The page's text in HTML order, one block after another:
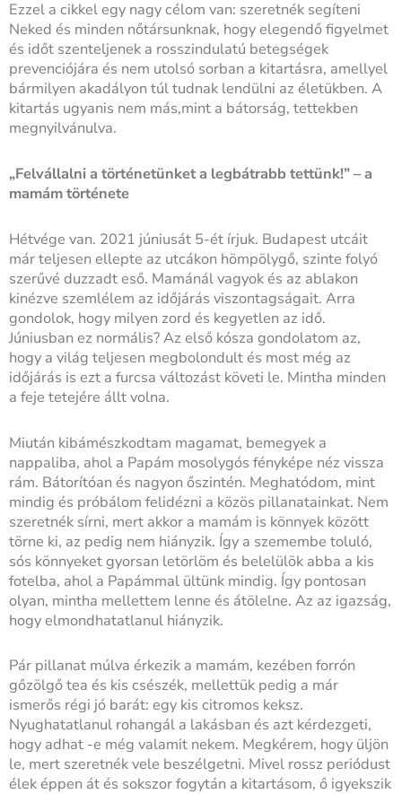
Ezzel a cikkel egy nagy célom van: szeretnék segíteni
Neked és minden nőtársunknak, hogy elegendő figyelmet
és időt szenteljenek a rosszindulatú betegségek
prevenciójára és nem utolsó sorban a kitartásra, amellyel
bármilyen akadályon túl tudnak lendülni az életükben. A
kitartás ugyanis nem más,mint a bátorság, tettekben
megnyilvánulva.
„Felvállalni a történetünket a legbátrabb tettünk!” – a
mamám története
Hétvége van. 2021 júniusát 5-ét írjuk. Budapest utcáit
már teljesen ellepte az utcákon hömpölygő, szinte folyó
szerűvé duzzadt eső. Mamánál vagyok és az ablakon
kinézve szemlélem az időjárás viszontagságait. Arra
gondolok, hogy milyen zord és kegyetlen az idő.
Júniusban ez normális? Az első kósza gondolatom az,
hogy a világ teljesen megbolondult és most még az
időjárás is ezt a furcsa változást követi le. Mintha minden
a feje tetejére állt volna.
Miután kibámészkodtam magamat, bemegyek a
nappaliba, ahol a Papám mosolygós fényképe néz vissza
rám. Bátorítóan és nagyon őszintén. Meghatódom, mint
mindig és próbálom felidézni a közös pillanatainkat. Nem
szeretnék sírni, mert akkor a mamám is könnyek között
törne ki, az pedig nem hiányzik. Így a szemembe toluló,
sós könnyeket gyorsan letörlöm és belelülök abba a kis
fotelba, ahol a Papámmal ültünk mindig. Így pontosan
olyan, mintha mellettem lenne és átölelne. Az az igazság,
hogy elmondhatatlanul hiányzik.
Pár pillanat múlva érkezik a mamám, kezében forrón
gőzölgő tea és kis csészék, mellettük pedig a már
ismerős régi jó barát: egy kis citromos keksz.
Nyughatatlanul rohangál a lakásban és azt kérdezgeti,
hogy adhat -e még valamit nekem. Megkérem, hogy üljön
le, mert szeretnék vele beszélgetni. Mivel rossz periódust
élek éppen át és sokszor fogytán a kitartásom, ő igyekszik